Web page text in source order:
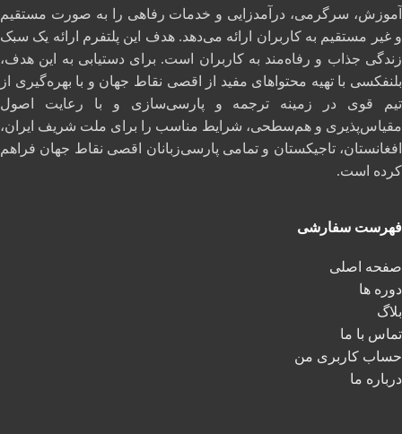
آموزش، سرگرمی، درآمدزایی و خدمات رفاهی را به صورت مستقیم
و غیر مستقیم به کاربران ارائه می‌دهد. هدف این پلتفرم ارائه یک سبک
زندگی جذاب و رفاه‌مند به کاربران است. برای دستیابی به این هدف،
بلنفکسی با تهیه محتواهای مفید از اقصی نقاط جهان و با بهره‌گیری از
تیم قوی در زمینه ترجمه و پارسی‌سازی و با رعایت اصول
مقیاس‌پذیری و هم‌سطحی، شرایط مناسب را برای ملت شریف ایران،
افغانستان، تاجیکستان و تمامی پارسی‌زبانان اقصی نقاط جهان فراهم
کرده است.
فهرست سفارشی
صفحه اصلی
دوره ها
بلاگ
تماس با ما
حساب کاربری من
درباره ما